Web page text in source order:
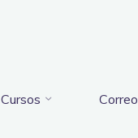
Cursos Correo